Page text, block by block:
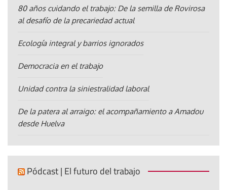
80 años cuidando el trabajo: De la semilla de Rovirosa
al desafío de la precariedad actual
Ecología integral y barrios ignorados
Democracia en el trabajo
Unidad contra la siniestralidad laboral
De la patera al arraigo: el acompañamiento a Amadou
desde Huelva
Pódcast | El futuro del trabajo